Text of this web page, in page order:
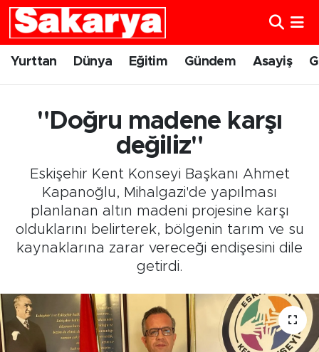
Yurttan Dünya Eğitim Gündem Asayiş
"Doğru madene karşı
değiliz"
Eskişehir Kent Konseyi Başkanı Ahmet
Kapanoğlu, Mihalgazi'de yapılması
planlanan altın madeni projesine karşı
olduklarını belirterek, bölgenin tarım ve su
kaynaklarına zarar vereceği endişesini dile
getirdi.
Yurttan
Eğitim
Eskişehirspor
Spor
Kültür Sanat
Tarihçe
Eskişehir Nöbetçi Eczaneler
Eskişehir Namaz Vakitleri
Süper Lig Puan Durumu ve Fikstür
Tüm Manşetler
Son Dakika Haberleri
Haber Arşivi